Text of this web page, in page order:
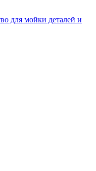
для мойки деталей и